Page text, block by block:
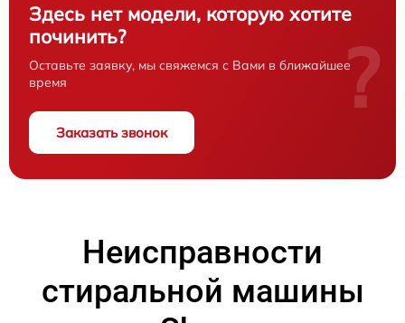
Здесь нет модели, которую хотите
починить?
Оставьте заявку, мы свяжемся с Вами в ближайшее
время
Заказать звонок
?
Неисправности
стиральной машины